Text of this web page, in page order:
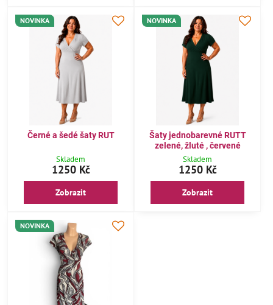
NOVINKA
Černé a šedé šaty RUT
Skladem
1250 Kč
Zobrazit
NOVINKA
Šaty jednobarevné RUTT
zelené, žluté , červené
Skladem
1250 Kč
Zobrazit
NOVINKA